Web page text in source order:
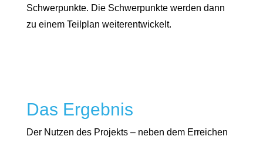
Schwerpunkte. Die Schwerpunkte werden dann
zu einem Teilplan weiterentwickelt.
Das Ergebnis
Der Nutzen des Projekts – neben dem Erreichen